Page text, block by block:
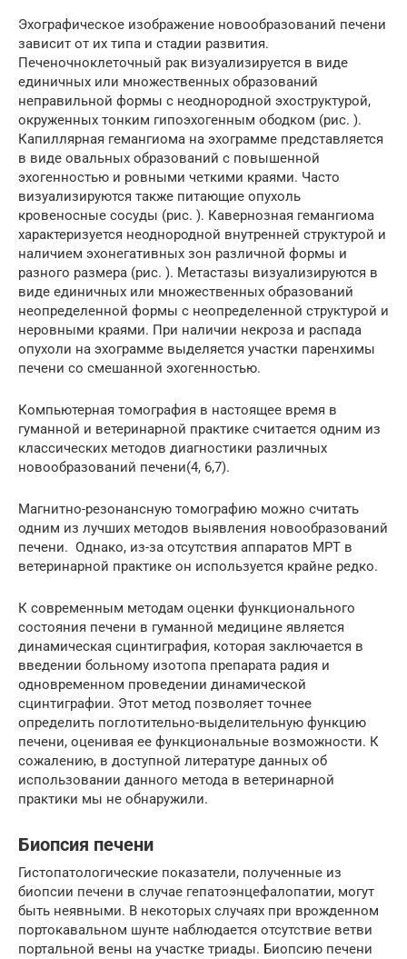
Эхографическое изображение новообразований печени
зависит от их типа и стадии развития.
Печеночноклеточный рак визуализируется в виде
единичных или множественных образований
неправильной формы с неоднородной эхоструктурой,
окруженных тонким гипоэхогенным ободком (рис. ).
Капиллярная гемангиома на эхограмме представляется
в виде овальных образований с повышенной
эхогенностью и ровными четкими краями. Часто
визуализируются также питающие опухоль
кровеносные сосуды (рис. ). Кавернозная гемангиома
характеризуется неоднородной внутренней структурой и
наличием эхонегативных зон различной формы и
разного размера (рис. ). Метастазы визуализируются в
виде единичных или множественных образований
неопределенной формы с неопределенной структурой и
неровными краями. При наличии некроза и распада
опухоли на эхограмме выделяется участки паренхимы
печени со смешанной эхогенностью.
Компьютерная томография в настоящее время в
гуманной и ветеринарной практике считается одним из
классических методов диагностики различных
новообразований печени(4, 6,7).
Магнитно-резонансную томографию можно считать
одним из лучших методов выявления новообразований
печени. Однако, из-за отсутствия аппаратов МРТ в
ветеринарной практике он используется крайне редко.
К современным методам оценки функционального
состояния печени в гуманной медицине является
динамическая сцинтиграфия, которая заключается в
введении больному изотопа препарата радия и
одновременном проведении динамической
сцинтиграфии. Этот метод позволяет точнее
определить поглотительно-выделительную функцию
печени, оценивая ее функциональные возможности. К
сожалению, в доступной литературе данных об
использовании данного метода в ветеринарной
практики мы не обнаружили.
Биопсия печени
Гистопатологические показатели, полученные из
биопсии печени в случае гепатоэнцефалопатии, могут
быть неявными. В некоторых случаях при врожденном
портокавальном шунте наблюдается отсутствие ветви
портальной вены на участке триады. Биопсию печени